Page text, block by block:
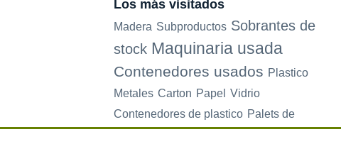
Los más visitados
Madera Subproductos Sobrantes de
stock Maquinaria usada
Contenedores usados Plastico
Metales Carton Papel Vidrio
Contenedores de plastico Palets de